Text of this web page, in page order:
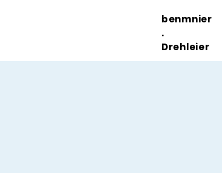
benmnier
.
Drehleier